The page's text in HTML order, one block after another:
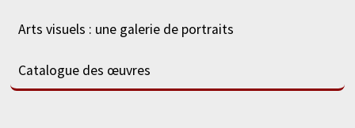
Arts visuels : une galerie de portraits
Catalogue des œuvres